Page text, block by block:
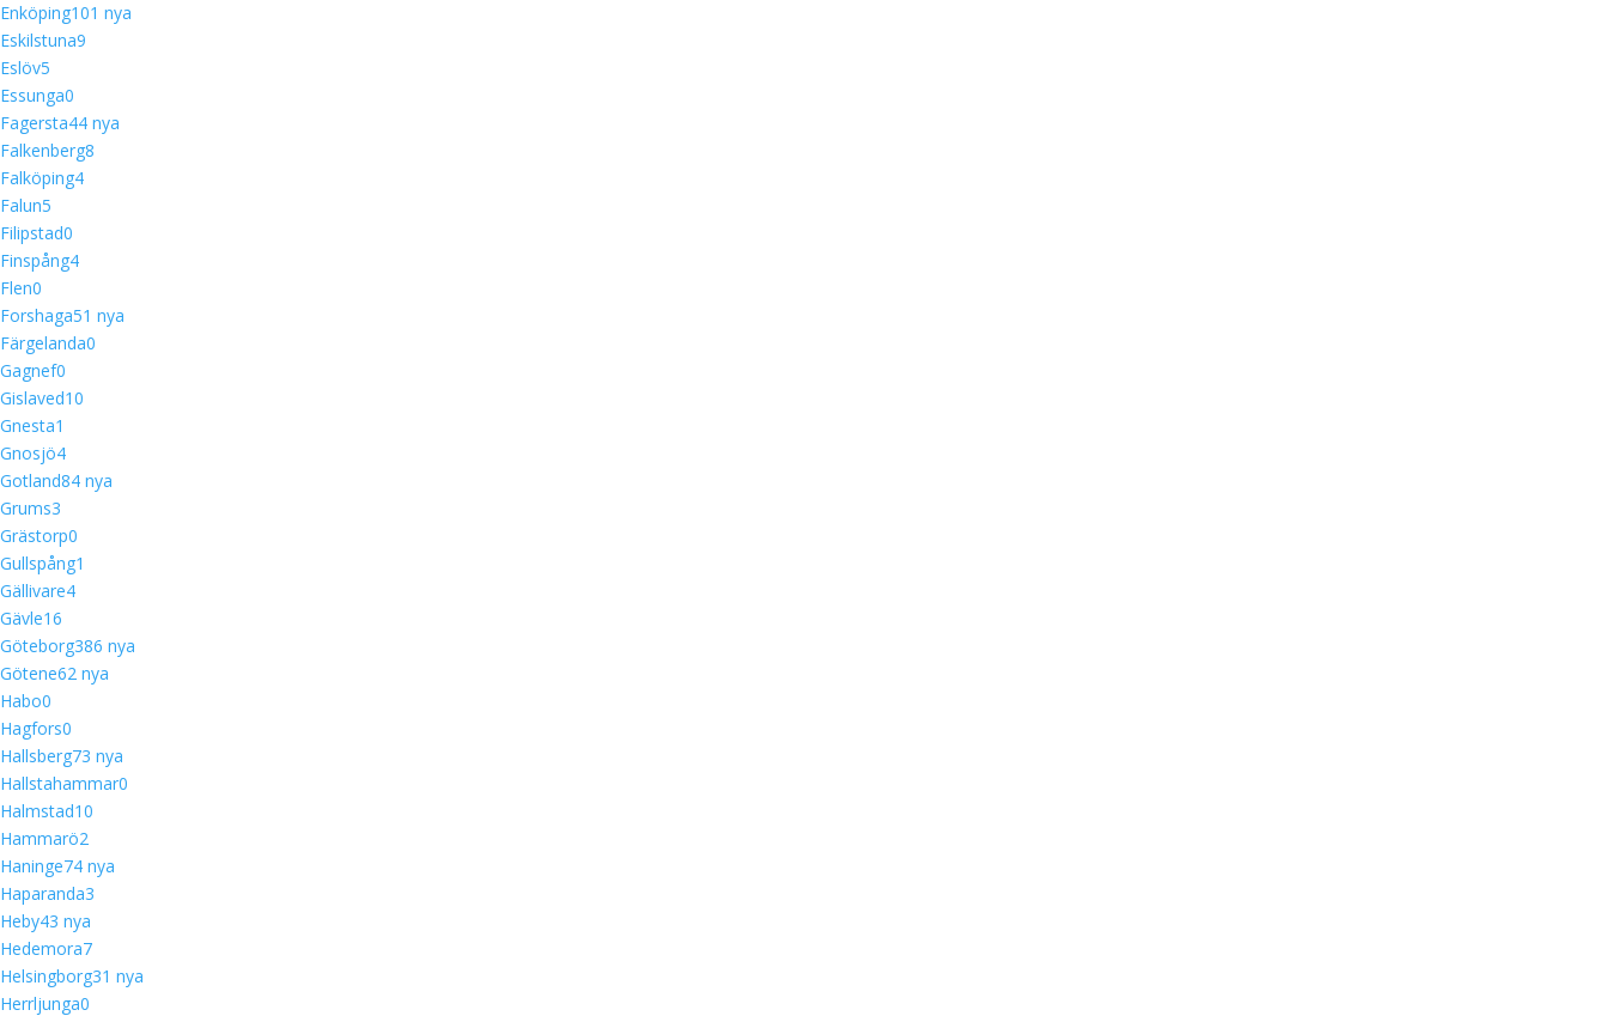
Enköping101 nya
Eskilstuna9
Eslöv5
Essunga0
Fagersta44 nya
Falkenberg8
Falköping4
Falun5
Filipstad0
Finspång4
Flen0
Forshaga51 nya
Färgelanda0
Gagnef0
Gislaved10
Gnesta1
Gnosjö4
Gotland84 nya
Grums3
Grästorp0
Gullspång1
Gällivare4
Gävle16
Göteborg386 nya
Götene62 nya
Habo0
Hagfors0
Hallsberg73 nya
Hallstahammar0
Halmstad10
Hammarö2
Haninge74 nya
Haparanda3
Heby43 nya
Hedemora7
Helsingborg31 nya
Herrljunga0